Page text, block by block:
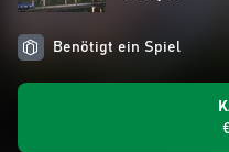
Benötigt ein Spiel